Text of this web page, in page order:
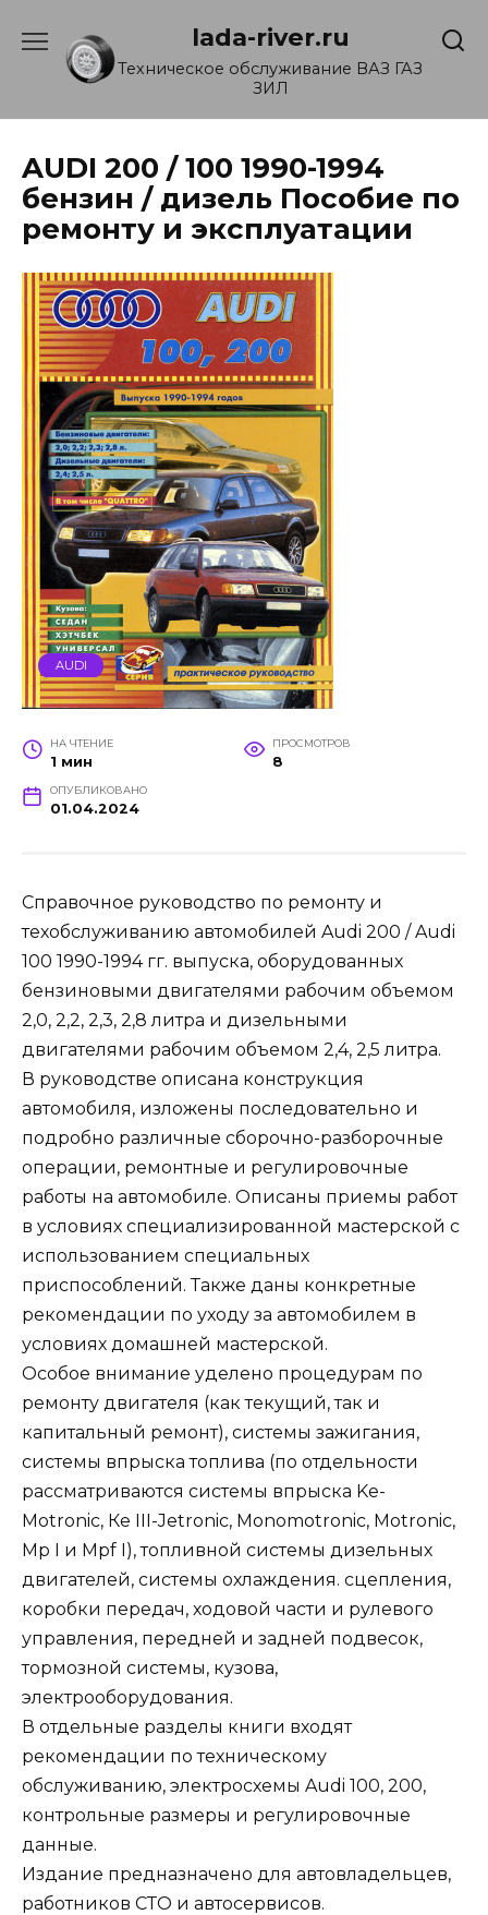
содержанию
lada-river.ru
Техническое обслуживание ВАЗ ГАЗ
ЗИЛ
AUDI 200 / 100 1990-1994
бензин / дизель Пособие по
ремонту и эксплуатации
AUDI
НА ЧТЕНИЕ
1 мин
ПРОСМОТРОВ
8
ОПУБЛИКОВАНО
01.04.2024
Справочное руководство по ремонту и
техобслуживанию автомобилей Audi 200 / Audi
100 1990-1994 гг. выпуска, оборудованных
бензиновыми двигателями рабочим объемом
2,0, 2,2, 2,3, 2,8 литра и дизельными
двигателями рабочим объемом 2,4, 2,5 литра.
В руководстве описана конструкция
автомобиля, изложены последовательно и
подробно различные сборочно-разборочные
операции, ремонтные и регулировочные
работы на автомобиле. Описаны приемы работ
в условиях специализированной мастерской с
использованием специальных
приспособлений. Также даны конкретные
рекомендации по уходу за автомобилем в
условиях домашней мастерской.
Особое внимание уделено процедурам по
ремонту двигателя (как текущий, так и
капитальный ремонт), системы зажигания,
системы впрыска топлива (по отдельности
рассматриваются системы впрыска Ke-
Motronic, Ке III-Jetronic, Monomotronic, Motronic,
Мp I и Mpf I), топливной системы дизельных
двигателей, системы охлаждения. сцепления,
коробки передач, ходовой части и рулевого
управления, передней и задней подвесок,
тормозной системы, кузова,
электрооборудования.
В отдельные разделы книги входят
рекомендации по техническому
обслуживанию, электросхемы Audi 100, 200,
контрольные размеры и регулировочные
данные.
Издание предназначено для автовладельцев,
работников СТО и автосервисов.